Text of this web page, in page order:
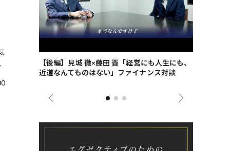
た、海最
【後編】見城 徹×藤田 晋「経営にも人生にも、
近道なんてものはない」ファイナンス対談